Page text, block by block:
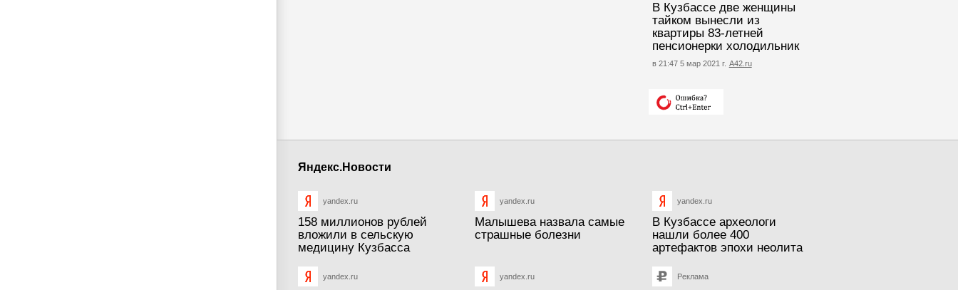
В Кузбассе две женщины
тайком вынесли из
квартиры 83-летней
пенсионерки холодильник
в 21:47 5 мар 2021 г. А42.ru
Яндекс.Новости
yandex.ru
158 миллионов рублей
вложили в сельскую
медицину Кузбасса
yandex.ru
Малышева назвала самые
страшные болезни
yandex.ru
В Кузбассе археологи
нашли более 400
артефактов эпохи неолита
yandex.ru yandex.ru Реклама